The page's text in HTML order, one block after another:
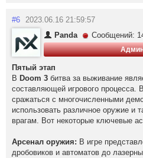
#6 2023.06.16 21:59:57
Panda
Сообщений:
Пятый этап
В Doom 3 битва за выживание
составляющей игрового процесса.
сражаться с многочисленными
использовать различное оружие и
врагам. Вот некоторые ключевые
Арсенал оружия: В игре
дробовиков и автоматов до